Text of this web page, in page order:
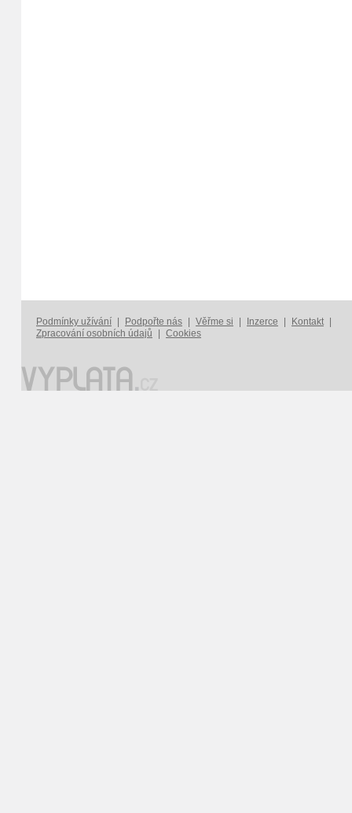
Podmínky užívání Podpořte nás Věřme si Inzerce Kontakt
Zpracování osobních údajů
Cookies